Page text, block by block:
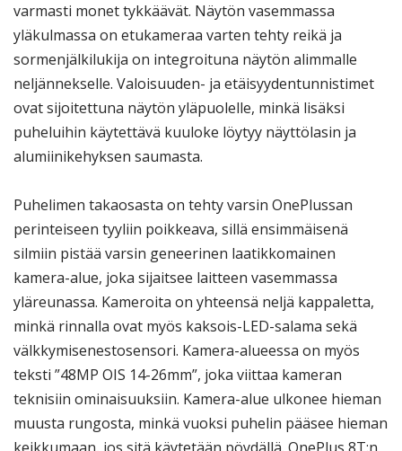
varmasti monet tykkäävät. Näytön vasemmassa
yläkulmassa on etukameraa varten tehty reikä ja
sormenjälkilukija on integroituna näytön alimmalle
neljännekselle. Valoisuuden- ja etäisyydentunnistimet
ovat sijoitettuna näytön yläpuolelle, minkä lisäksi
puheluihin käytettävä kuuloke löytyy näyttölasin ja
alumiinikehyksen saumasta.
Puhelimen takaosasta on tehty varsin OnePlussan
perinteiseen tyyliin poikkeava, sillä ensimmäisenä
silmiin pistää varsin geneerinen laatikkomainen
kamera-alue, joka sijaitsee laitteen vasemmassa
yläreunassa. Kameroita on yhteensä neljä kappaletta,
minkä rinnalla ovat myös kaksois-LED-salama sekä
välkkymisenestosensori. Kamera-alueessa on myös
teksti ”48MP OIS 14-26mm”, joka viittaa kameran
teknisiin ominaisuuksiin. Kamera-alue ulkonee hieman
muusta rungosta, minkä vuoksi puhelin pääsee hieman